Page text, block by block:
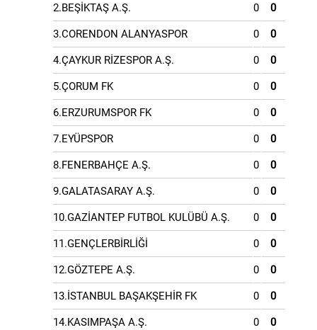
2.BEŞİKTAŞ A.Ş. 0 0
3.CORENDON ALANYASPOR 0 0
4.ÇAYKUR RİZESPOR A.Ş. 0 0
5.ÇORUM FK 0 0
6.ERZURUMSPOR FK 0 0
7.EYÜPSPOR 0 0
8.FENERBAHÇE A.Ş. 0 0
9.GALATASARAY A.Ş. 0 0
10.GAZİANTEP FUTBOL KULÜBÜ A.Ş. 0 0
11.GENÇLERBİRLİĞİ 0 0
12.GÖZTEPE A.Ş. 0 0
13.İSTANBUL BAŞAKŞEHİR FK 0 0
14.KASIMPAŞA A.Ş. 0 0